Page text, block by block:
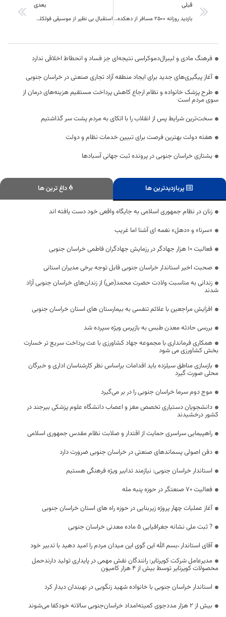
قبلی
بازدید روزانه ۲۵۰۰ مسافر از دهکده گردشگری شهرستان خوسف
بعدی
استقبال بی نظیر از موسیقی فولکلور و آیینی خراسان جنوبی در نورزگاه مشهد مقدس
فرهنگ مادی و لیبرال‌دموکراسی نتیجه‌ای جز فساد و انحطاط اخلاقی ندارد
آغاز پیگیری‌های جدید برای ایجاد منطقه آزاد تجاری صنعتی در خراسان جنوبی
طرح پزشک خانواده و نظام ارجاع کاهش پرداخت مستقیم هزینه‌های درمان از
سوی مردم است
سخت‌ترین شرایط پس از انقلاب را با اتکای به مردم پشت سر گذاشتیم
هفته دولت بهترین فرصت برای تبیین خدمات نظام و دولت
یشتازی خراسان جنوبی در پرونده ثبت جهانی آسبادها
پربازدیدترین ها داغ ترین ها
زنان در نظام جمهوری اسلامی به جایگاه واقعی خود دست یافته اند
«سرنا» و «دهل» نغمه ای آشنا اما غریب
فعالیت ۱۰ هزار جهادگر در رزمایش جهادگران فاطمی خراسان جنوبی
صحبت اخیر استاندار خراسان جنوبی قابل توجه برخی مدیران استانی
زندانی به مناسبت ولادت حضرت محمد(ص) از زندان‌های خراسان جنوبی آزاد
شدند
افزایش مراجعین با علائم تنفسی به بیمارستان های استان خراسان جنوبی
بررسی حادثه معدن طبس به بازپرس ویژه سپرده شد
همکاری فرمانداری با مجموعه جهاد کشاورزی با عث پرداخت سریع تر خسارت
بخش کشاورزی می شود
بازسازی مناطق سیلزده باید اقدامات براساس نظر کارشناسان اداری و خبرگان
محلی صورت گیرد
موج دوم سرما خراسان جنوبی را در بر می‌گیرد
دانشجویان دستیاری تخصص مغز و اعصاب دانشگاه علوم پزشکی بیرجند در
کشور درخشیدند
راهپیمایی سراسری حمایت از اقتدار و صلابت نظام مقدس جمهوری اسلامی
دفن اصولی پسماندهای صنعتی در خراسان جنوبی ضرورت دارد
استاندار خراسان جنوبی: نیازمند تدابیر ویژه فرهنگی هستیم
فعالیت ۷۰ صنعتگر در حوزه پنبه مله
آغاز عملیات چهار پروژه زیربنایی در حوزه راه های استان خراسان جنوبی
? ثبت ملی نشانه جغرافیایی ۵ ماده معدنی خراسان جنوبی
آقای استاندار ،بسم الله این گوی این میدان مردم را امید دهید با تدبیر خود
مدیرعامل شرکت کویرتایر: رانندگان نقش مهمی در پایداری تولید دارندحمل
محصولات کویرتایر توسط بیش از 4 هزار کامیون
استاندار خراسان جنوبی با خانواده شهید زنگویی در نهبندان دیدار کرد
بیش از ۲ هزار مددجوی کمیته‌امداد خراسان‌جنوبی سالانه خودکفا می‌شوند